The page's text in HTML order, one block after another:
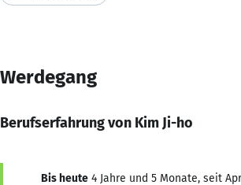
Werdegang
Berufserfahrung von Kim Ji-ho
Bis heute 4 Jahre und 5 Monate, seit